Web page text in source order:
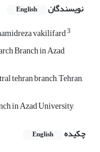
نویسندگان English
vakilifard3
Branch in Azad
tehran branch, Tehran,
in Azad University,
چکیده
English